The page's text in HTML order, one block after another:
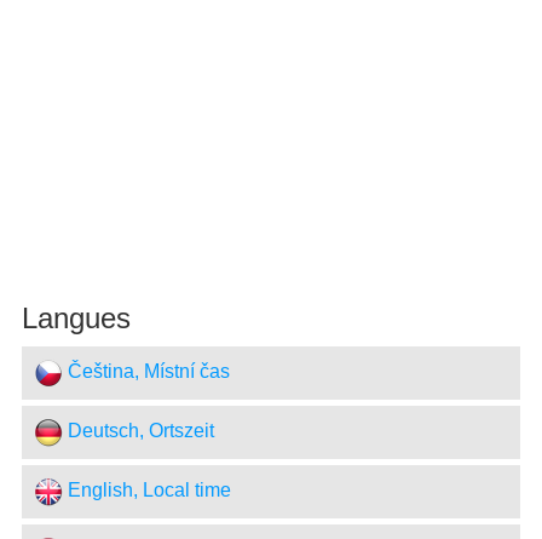
Langues
Čeština, Místní čas
Deutsch, Ortszeit
English, Local time